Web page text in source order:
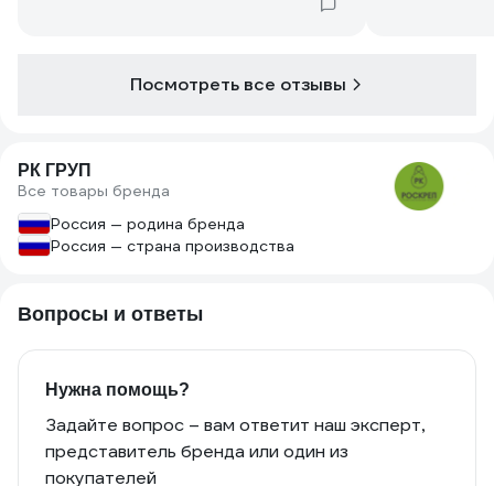
Посмотреть все отзывы
РК ГРУП
Все товары бренда
Россия — родина бренда
Россия — страна производства
Вопросы и ответы
Нужна помощь?
Задайте вопрос – вам ответит наш эксперт,
представитель бренда или один из
покупателей